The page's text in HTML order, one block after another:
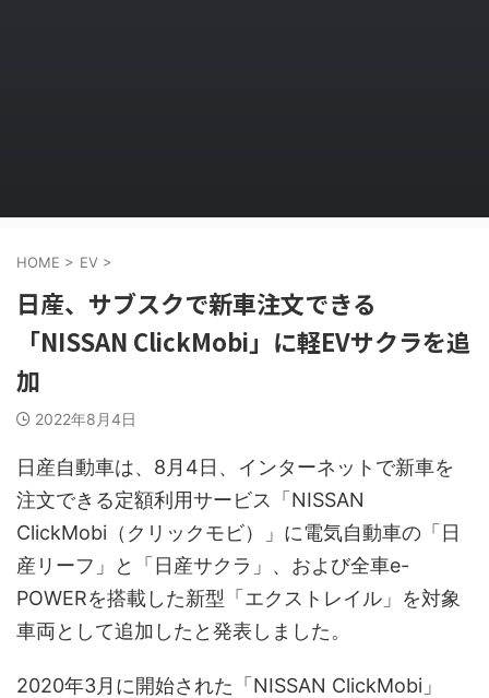
HOME > EV >
日産、サブスクで新車注文できる
「NISSAN ClickMobi」に軽EVサクラを追
加
2022年8月4日
日産自動車は、8月4日、インターネットで新車を
注文できる定額利用サービス「NISSAN
ClickMobi（クリックモビ）」に電気自動車の「日
産リーフ」と「日産サクラ」、および全車e-
POWERを搭載した新型「エクストレイル」を対象
車両として追加したと発表しました。
2020年3月に開始された「NISSAN ClickMobi」